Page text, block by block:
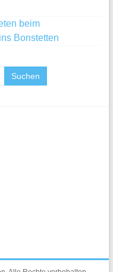
beim
Bonstetten